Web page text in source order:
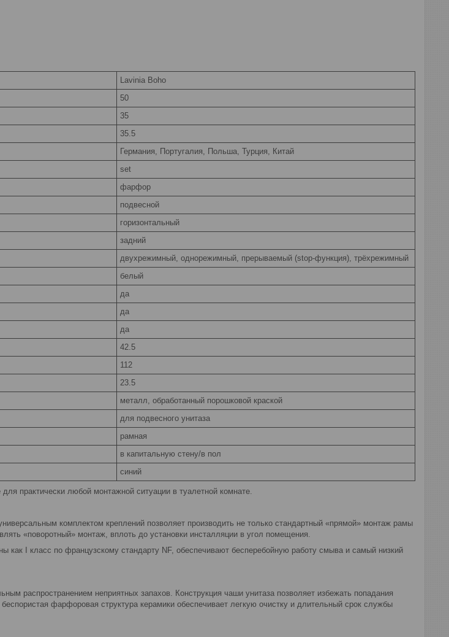
Lavinia Boho
50
35
35.5
Германия, Португалия, Польша, Турция, Китай
set
фарфор
подвесной
горизонтальный
задний
двухрежимный, однорежимный, прерываемый (stop-функция), трёхрежимный
белый
да
да
да
42.5
112
23.5
металл, обработанный порошковой краской
для подвесного унитаза
рамная
в капитальную стену/в пол
синий
практически любой монтажной ситуации в туалетной комнате.
комплектом креплений позволяет производить не только стандартный «прямой» монтаж рамы
«поворотный» монтаж, вплоть до установки инсталляции в угол помещения.
как I класс по французскому стандарту NF, обеспечивают бесперебойную работу смыва и самый низкий
распространением неприятных запахов. Конструкция чаши унитаза позволяет избежать попадания
фарфоровая структура керамики обеспечивает легкую очистку и длительный срок службы